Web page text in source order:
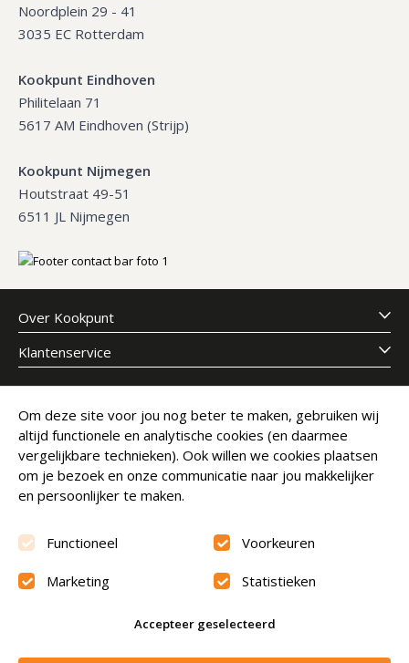
Noordplein 29 - 41
3035 EC Rotterdam
Kookpunt Eindhoven
Philitelaan 71
5617 AM Eindhoven (Strijp)
Kookpunt Nijmegen
Houtstraat 49-51
6511 JL Nijmegen
Over Kookpunt
Klantenservice
Meld je aan voor onze nieuwsbrief
E-mailadres
Abonneer
Beoordeling9.6
Om deze site voor jou nog beter te maken, gebruiken wij
altijd functionele en analytische cookies (en daarmee
vergelijkbare technieken). Ook willen we cookies plaatsen
om je bezoek en onze communicatie naar jou makkelijker
en persoonlijker te maken.
Functioneel Voorkeuren
Marketing Statistieken
Accepteer geselecteerd